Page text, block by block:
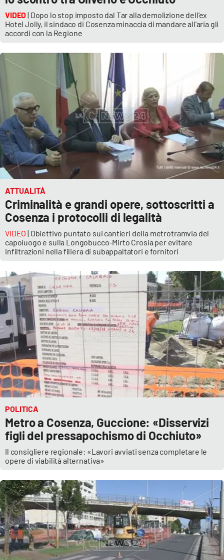
VIDEO| Dopo lo stop imposto dal Tar alla demolizione dell'ex
Hotel Jolly, il sindaco di Cosenza minaccia di mandare all'aria gli
accordi con la Regione
ATTUALITÀ
Criminalità e grandi opere, sottoscritti a
Cosenza i protocolli di legalità
VIDEO | Obiettivo puntato sui cantieri della metrotramvia del
capoluogo e sulla Longobucco-Mirto Crosia per evitare
infiltrazioni nella filiera di subappaltatori e fornitori
POLITICA
Metro a Cosenza, Guccione: «Disservizi
figli del pressapochismo di Occhiuto»
Il consigliere regionale: «Lavori avviati senza completare le
opere di viabilità alternativa»